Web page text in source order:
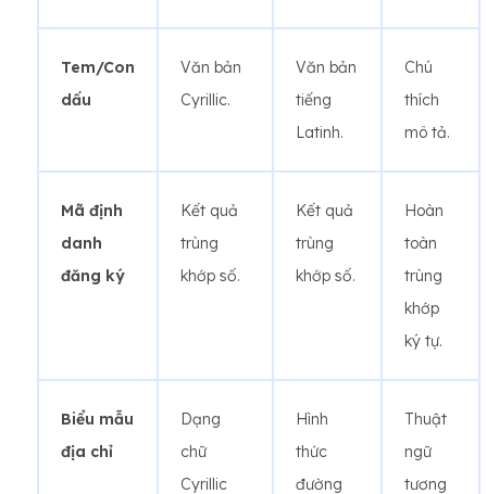
Tem/Con
dấu
Văn bản
Cyrillic.
Văn bản
tiếng
Latinh.
Chú
thích
mô tả.
Mã định
danh
đăng ký
Kết quả
trùng
khớp số.
Kết quả
trùng
khớp số.
Hoàn
toàn
trùng
khớp
ký tự.
Biểu mẫu
địa chỉ
Dạng
chữ
Cyrillic
Hình
thức
đường
Thuật
ngữ
tương